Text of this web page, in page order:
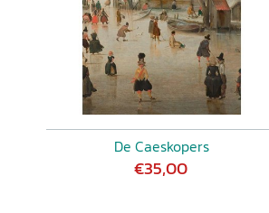
De Caeskopers
€35,00